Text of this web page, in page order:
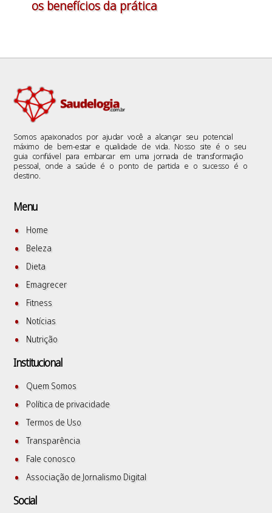
os benefícios da prática
Somos apaixonados por ajudar você a alcançar seu potencial
máximo de bem-estar e qualidade de vida. Nosso site é o seu
guia confiável para embarcar em uma jornada de transformação
pessoal, onde a saúde é o ponto de partida e o sucesso é o
destino.
Menu
Home
Beleza
Dieta
Emagrecer
Fitness
Notícias
Nutrição
Institucional
Quem Somos
Política de privacidade
Termos de Uso
Transparência
Fale conosco
Associação de Jornalismo Digital
Social